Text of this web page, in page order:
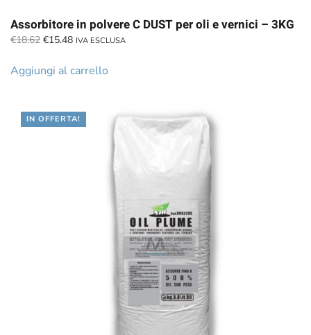
Assorbitore in polvere C DUST per oli e vernici – 3KG
€18.62 Il
originale
€15.48Il
attuale
IVA ESCLUSA
Aggiungi al carrello
IN OFFERTA!